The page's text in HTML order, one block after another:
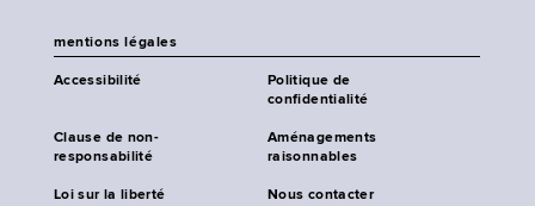
mentions légales
Accessibilité
Politique de
confidentialité
Clause de non-
responsabilité
Aménagements
raisonnables
Loi sur la liberté
Nous contacter